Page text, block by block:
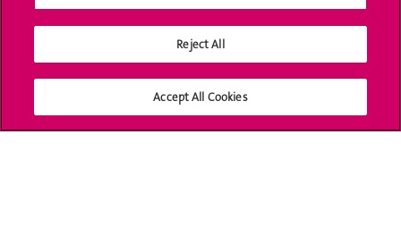
Bibliothèque
Médias sociaux UNIGE
Reject All
Accept All Cookies